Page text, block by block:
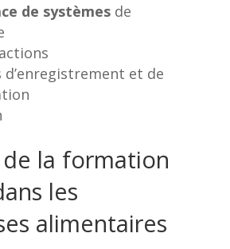
de systèmesde
d’enregistrement et de
de la formation
les
alimentaires